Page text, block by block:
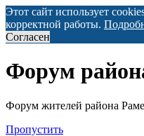
Этот сайт использует
корректной работы.
Согласен
Форум
Форум жителей района
Пропустить